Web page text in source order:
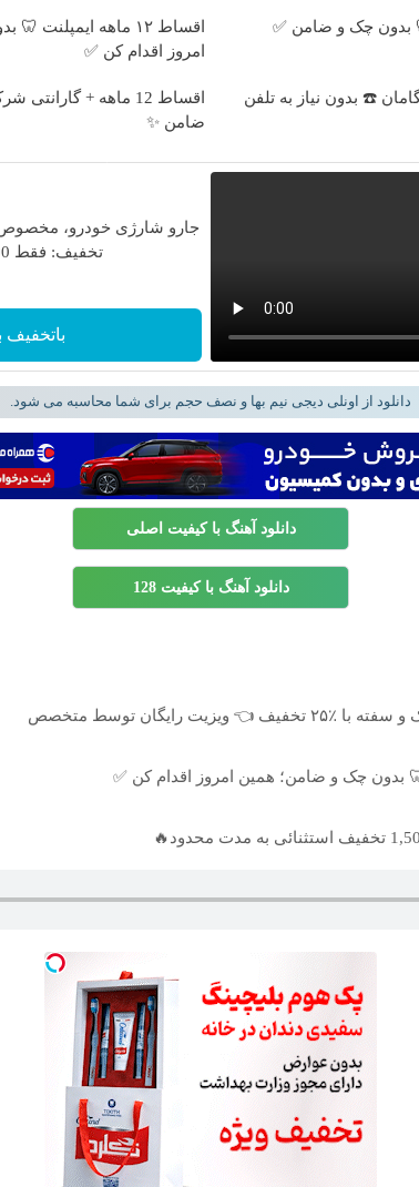
اقساط ۱۲ ماهه
امروز اقدام کن ✅
اقساط 12 ماهه +
ضامن ✨
جارو شارژی خودرو، مخصوص
تخفیف: فقط 1,499,000
باتخفیف
دانلود از اونلی دیجی نیم بها و نصف حجم برای شما محاسبه می شود.
دانلود آهنگ با کیفیت اصلی
دانلود آهنگ با کیفیت 128
رایگان توسط متخصص